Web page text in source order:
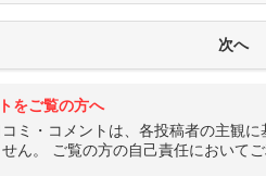
をご覧の方へ
ミ・コメントは、各投稿者の主観
ん。 ご覧の方の自己責任においてご